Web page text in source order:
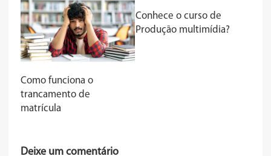
Como funciona o
trancamento de
matrícula
Conhece o curso de
Produção multimídia?
Deixe um comentário